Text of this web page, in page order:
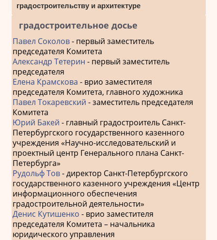
градостроительству и архитектуре
градостроительное досье
Павел Соколов- первый заместитель
председателя Комитета
Александр Тетерин - первый заместитель
председателя
Елена Крамскова - врио заместителя
председателя Комитета, главного художника
Павел Токаревский - заместитель председателя
Комитета
Юрий Бакей - главный градостроитель Санкт-
Петербургского государственного казенного
учреждения «Научно-исследовательский и
проектный центр Генерального плана Санкт-
Петербурга»
Рудольф Тов- директор Санкт-Петербургского
государственного казенного учреждения «Центр
информационного обеспечения
градостроительной деятельности»
Денис Кутишенко - врио заместителя
председателя Комитета – начальника
юридического управления